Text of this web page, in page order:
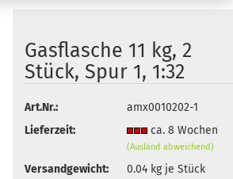
Gasflasche 11 kg, 2
Stück, Spur 1, 1:32
Art.Nr.:
amx0010202-1
Lieferzeit:
ca. 8 Wochen
(Ausland abweichend)
Versandgewicht: 0.04kg je Stück